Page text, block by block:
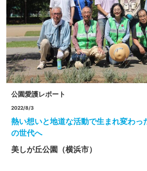
公園愛護レポート
2022/8/3
熱い想いと地道な活動で生まれ変わっ
の世代へ
美しが丘公園（横浜市）